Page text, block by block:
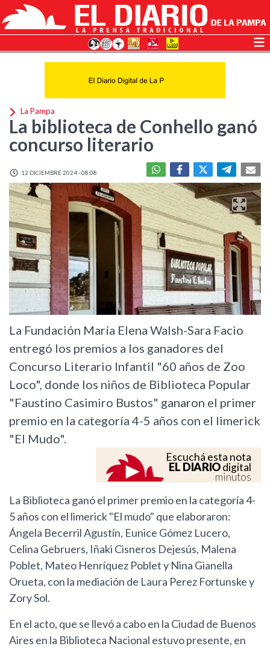
La Pampa
La biblioteca de Conhello ganó
concurso literario
12 DICIEMBRE 2024 - 08:08
La Fundación María Elena Walsh-Sara Facio
entregó los premios a los ganadores del
Concurso Literario Infantil "60 años de Zoo
Loco", donde los niños de Biblioteca Popular
"Faustino Casimiro Bustos" ganaron el primer
premio en la categoría 4-5 años con el limerick
"El Mudo".
Escuchá esta nota
EL DIARIOdigital
minutos
La Biblioteca ganó el primer premio en la categoría 4-
5 años con el limerick "El mudo" que elaboraron:
Ángela Becerril Agustín, Eunice Gómez Lucero,
Celina Gebruers, Iñaki Cisneros Dejesús, Malena
Poblet, Mateo Henríquez Poblet y Nina Gianella
Orueta, con la mediación de Laura Perez Fortunske y
Zory Sol.
En el acto, que se llevó a cabo en la Ciudad de Buenos
Aires en la Biblioteca Nacional estuvo presente, en